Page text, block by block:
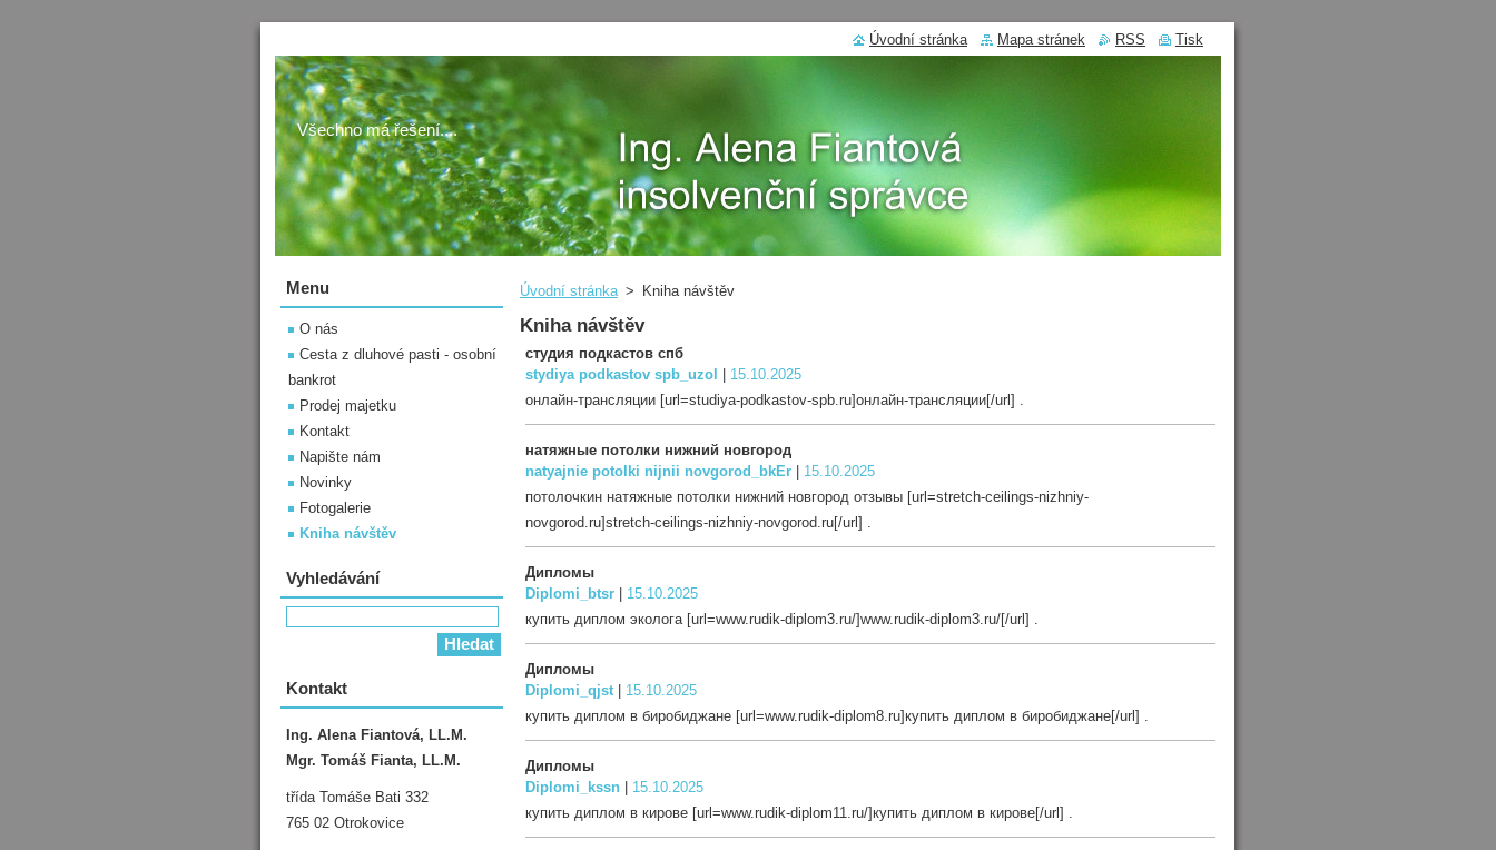
Všechno má řešení....
Úvodní stránka > Kniha návštěv
Kniha návštěv
студия подкастов спб
stydiya podkastov spb_uzol
15.10.2025
онлайн-трансляции [url=studiya-podkastov-spb.ru]онлайн-трансляции[/url] .
натяжные потолки нижний новгород
natyajnie potolki nijnii novgorod_bkEr
15.10.2025
потолочкин натяжные потолки нижний новгород отзывы [url=stretch-ceilings-nizhniy-
novgorod.ru]stretch-ceilings-nizhniy-novgorod.ru[/url] .
Дипломы
Diplomi_btsr
15.10.2025
купить диплом эколога [url=www.rudik-diplom3.ru/]www.rudik-diplom3.ru/[/url] .
Дипломы
Diplomi_qjst| 15.10.2025
купить диплом в биробиджане [url=www.rudik-diplom8.ru]купить диплом в биробиджане[/url] .
Дипломы
Diplomi_kssn
15.10.2025
купить диплом в кирове [url=www.rudik-diplom11.ru/]купить диплом в кирове[/url] .
Menu
O nás
Cesta z dluhové pasti - osobní
bankrot
Prodej majetku
Kontakt
Napište nám
Novinky
Fotogalerie
Kniha návštěv
Vyhledávání
Kontakt
Ing. Alena Fiantová, LL.M.
Mgr. Tomáš Fianta, LL.M.
třída Tomáše Bati 332
765 02 Otrokovice
Úvodní stránka Mapa stránek RSS Tisk